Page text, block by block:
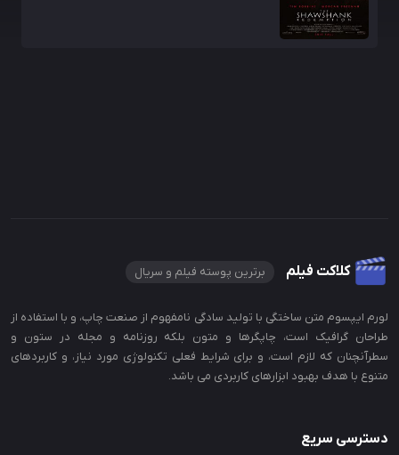
کلاکت فیلم برترین پوسته فیلم و سریال
لورم ایپسوم متن ساختگی با تولید سادگی نامفهوم از صنعت چاپ، و با استفاده از
طراحان گرافیک است، چاپگرها و متون بلکه روزنامه و مجله در ستون و
سطرآنچنان که لازم است، و برای شرایط فعلی تکنولوژی مورد نیاز، و کاربردهای
متنوع با هدف بهبود ابزارهای کاربردی می باشد.
دسترسی سریع